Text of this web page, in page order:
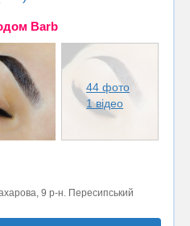
Barb
44 фото
1 відео
9 р-н. Пересипський